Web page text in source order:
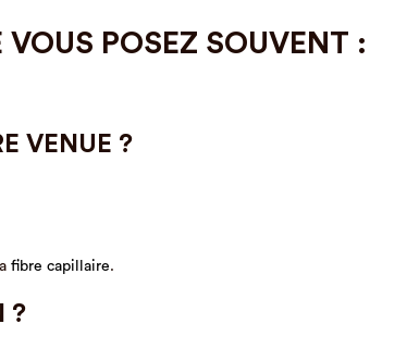
VOUS POSEZ SOUVENT :
VENUE ?
fibre capillaire.
?